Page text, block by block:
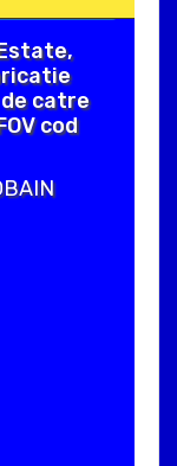
catre
cod